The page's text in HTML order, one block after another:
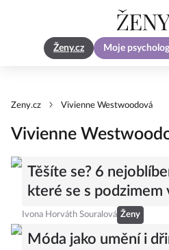
Ženy.cz Moje
Zeny.cz Vivienne Westwoodová
Vivienne
Těšíte se? 6
které se s
Ivona Horváth Souralová Ženy
Móda jako umění i